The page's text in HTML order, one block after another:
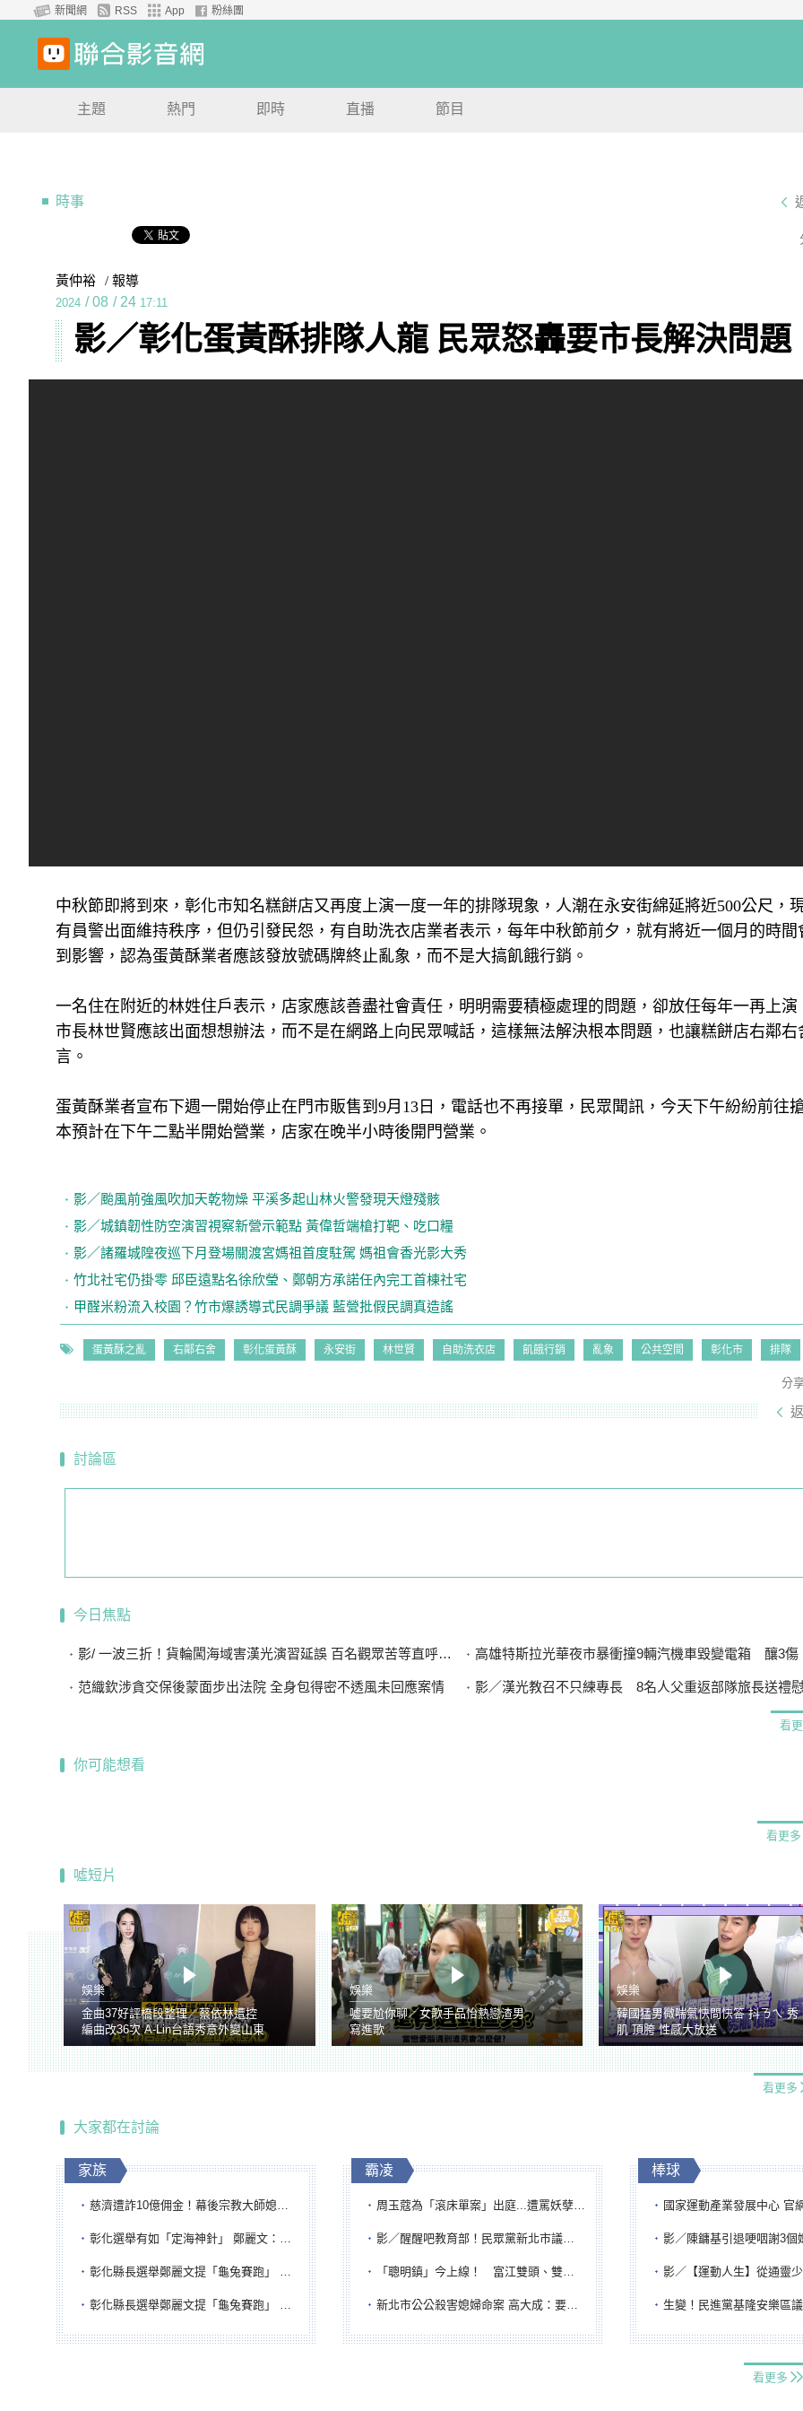
新聞網 RSS App 粉絲團
主題 熱門 即時 直播 節目
時事
黃仲裕 / 報導
2024 / 08 / 24 17:11
影／彰化蛋黃酥排隊人龍 民眾怒轟要市長解決問題
中秋節即將到來，彰化市知名糕餅店又再度上演一度一年的排隊現象，人潮在永安街綿延將近500公尺，
有員警出面維持秩序，但仍引發民怨，有自助洗衣店業者表示，每年中秋節前夕，就有將近一個月的時間
到影響，認為蛋黃酥業者應該發放號碼牌終止亂象，而不是大搞飢餓行銷。
一名住在附近的林姓住戶表示，店家應該善盡社會責任，明明需要積極處理的問題，卻放任每年一再上演
市長林世賢應該出面想想辦法，而不是在網路上向民眾喊話，這樣無法解決根本問題，也讓糕餅店右鄰右
言。
蛋黃酥業者宣布下週一開始停止在門市販售到9月13日，電話也不再接單，民眾聞訊，今天下午紛紛前往
本預計在下午二點半開始營業，店家在晚半小時後開門營業。
影／颱風前強風吹加天乾物燥 平溪多起山林火警發現天燈殘骸
影／城鎮韌性防空演習視察新營示範點 黃偉哲端槍打靶、吃口糧
影／諸羅城隍夜巡下月登場關渡宮媽祖首度駐駕 媽祖會香光影大秀
竹北社宅仍掛零 邱臣遠點名徐欣瑩、鄭朝方承諾任內完工首棟社宅
甲醛米粉流入校園？竹市爆誘導式民調爭議 藍營批假民調真造謠
蛋黃酥之亂 右鄰右舍 彰化蛋黃酥 永安街 林世賢 自助洗衣店 飢餓行銷 亂象 公共空間 彰化市 排隊
分
討論區
今日焦點
影/ 一波三折！貨輪闖海域害漢光演習延誤 百名觀眾苦等直呼可惜 高雄特斯拉光華夜市暴衝撞9輛汽機車毀變電箱 釀3傷、600
范織欽涉貪交保後蒙面步出法院 全身包得密不透風未回應案情 影／漢光教召不只練專長 8名人父重返部隊旅長送禮
看
你可能想看
看更多
噓短片
娛樂
金曲37好評橋段整理／蔡依林遭控
編曲改36次 A-Lin台語秀意外變山東
腔
娛樂
噓要尬你聊／女歌手品怡熱戀渣男
寫進歌
娛樂
韓國猛男微喘氣快問快答 抖ㄋㄟ 秀
肌 頂胯 性感大放送
看更多
大家都在討論
家族
慈濟遭詐10億佣金！幕後宗教大師媳婦獲100萬交保...快步奔離不發一語
彰化選舉有如「定海神針」 鄭麗文：傾全黨之力讓彰化贏
彰化縣長選舉鄭麗文提「龜兔賽跑」 綠營、無黨籍忙否認是烏龜
彰化縣長選舉鄭麗文提「龜兔賽跑」 綠營、無黨籍忙否認是烏龜
霸凌
周玉蔻為「滾床單案」出庭...遭罵妖孽下地獄 張淑娟批：舌頭殺人有罪
影／醒醒吧教育部！民眾黨新北市議員參選人提出校園反毒防線升級政見
「聰明鎮」今上線！ 富江雙頭、雙一、人頭氣球全登場
新北市公公殺害媳婦命案 高大成：要害殺多刀顯示怨恨深
棒球
國家運動產業發展中心 官網與品牌識
影／陳鏞基引退哽咽謝3個媽媽 最大
影／【運動人生】從通靈少女到無任所大使 劉柏君
生變！民進黨基隆安樂區議員提名人黃永翔突
看更多